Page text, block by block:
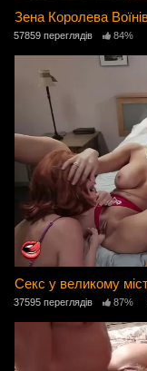
Зена Королева
57859 переглядів 84%
Секс у великому
37595 переглядів 87%